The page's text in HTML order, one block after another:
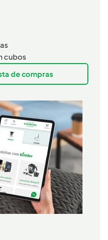
cubos
de compras